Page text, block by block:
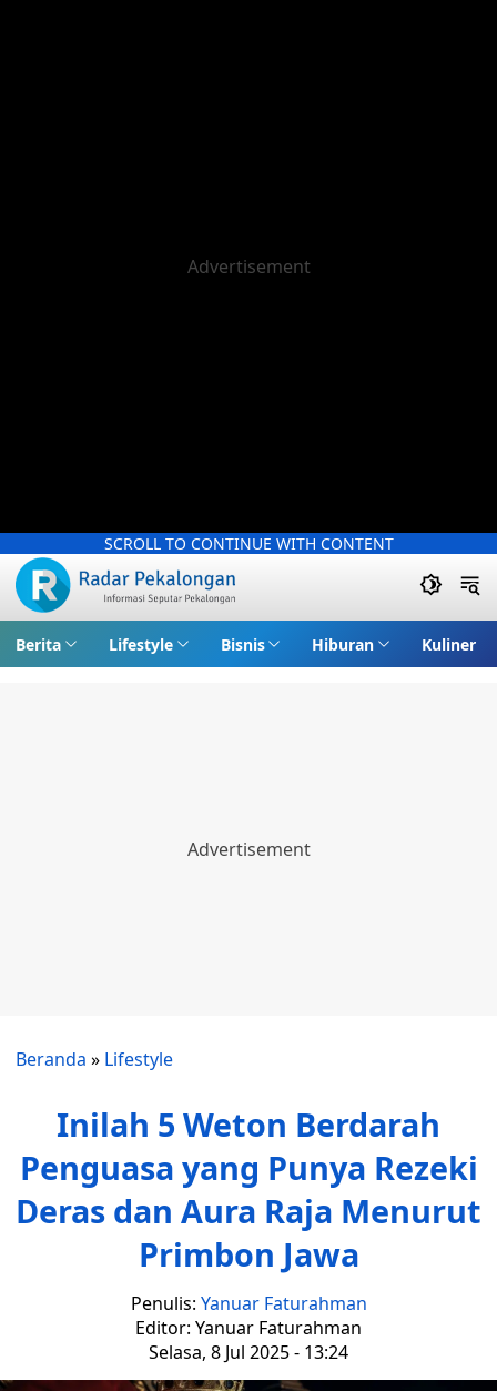
SCROLL TO CONTINUE WITH CONTENT
Berita Lifestyle Bisnis Hiburan Kuliner
Beranda » Lifestyle
Inilah 5 Weton Berdarah
Penguasa yang Punya Rezeki
Deras dan Aura Raja Menurut
Primbon Jawa
Penulis: Yanuar Faturahman
Editor: Yanuar Faturahman
Selasa, 8 Jul 2025 - 13:24